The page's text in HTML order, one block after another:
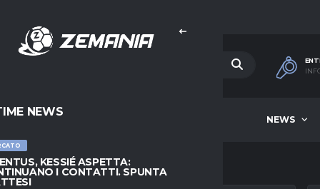
NEWS
NEWS
KESSIÉ ASPETTA:
I CONTATTI. SPUNTA